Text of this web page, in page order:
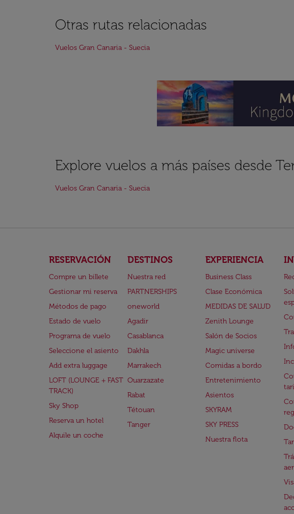
Otras rutas relacionadas
Vuelos Gran Canaria - Suecia
Explore vuelos a más países desde
Vuelos Gran Canaria - Suecia
RESERVACIÓN
Compre un billete
Gestionar mi reserva
Métodos de pago
Estado de vuelo
Programa de vuelo
Seleccione el asiento
Add extra luggage
LOFT (LOUNGE + FAST
TRACK)
Sky Shop
Reserva un hotel
Alquile un coche
DESTINOS
Nuestra red
PARTNERSHIPS
oneworld
Agadir
Casablanca
Dakhla
Marrakech
Ouarzazate
Rabat
Tétouan
Tanger
EXPERIENCIA
Business Class
Clase Económica
MEDIDAS DE SALUD
Zenith Lounge
Salón de Socios
Magic universe
Comidas a bordo
Entretenimiento
Asientos
SKYRAM
SKY PRESS
Nuestra flota